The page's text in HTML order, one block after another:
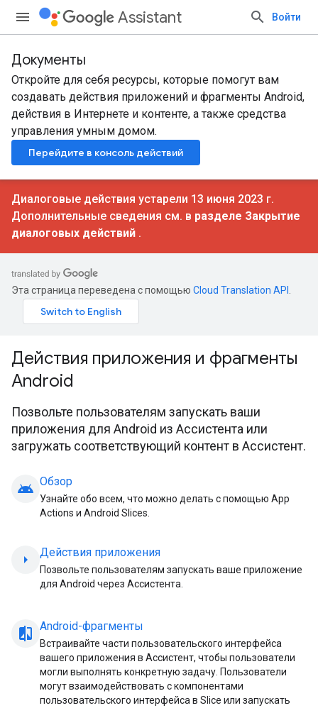
Assistant Войти
Документы
Откройте для себя ресурсы, которые помогут вам
создавать действия приложений и фрагменты Android,
действия в Интернете и контенте, а также средства
управления умным домом.
Перейдите в консоль действий
Диалоговые действия устарели 13 июня 2023 г.
Дополнительные сведения см. в разделе Закрытие
диалоговых действий .
Эта страница переведена с помощью Cloud Translation API
Действия приложения и фрагменты
Android
Позвольте пользователям запускать ваши
приложения для Android из Ассистента или
загружать соответствующий контент в Ассистент.
android Обзор
Узнайте обо всем, что можно делать с помощью App
Actions и Android Slices.
arrow_right Действия приложения
Позвольте пользователям запускать ваше приложение
для Android через Ассистента.
compare_arrow
Android-фрагменты
Встраивайте части пользовательского интерфейса
вашего приложения в Ассистент, чтобы пользователи
могли выполнять конкретную задачу. Пользователи
могут взаимодействовать с компонентами
пользовательского интерфейса в Slice или запускать